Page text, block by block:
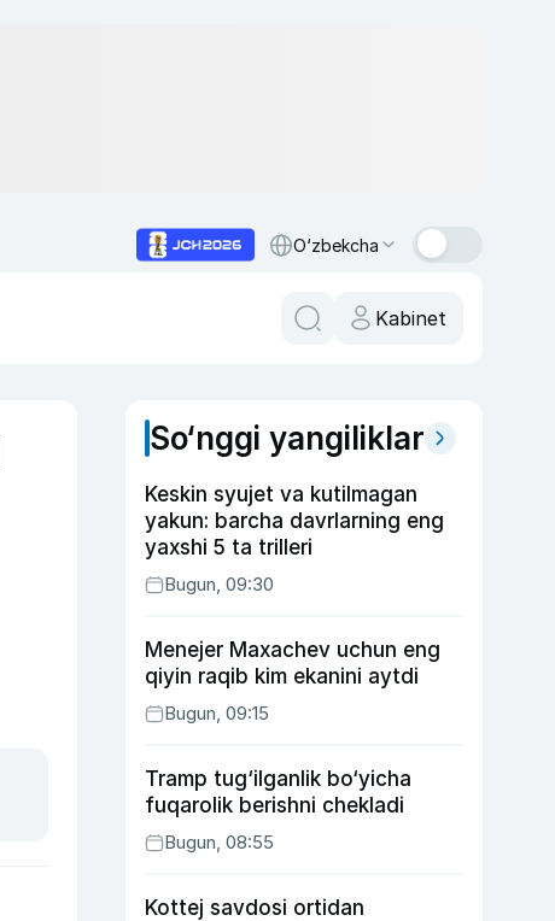
O‘zbekcha
Kabinet
So‘nggi yangiliklar
Keskin syujet va kutilmagan
yakun: barcha davrlarning eng
yaxshi 5 ta trilleri
Bugun, 09:30
Menejer Maxachev uchun eng
qiyin raqib kim ekanini aytdi
Bugun, 09:15
Tramp tug‘ilganlik bo‘yicha
fuqarolik berishni chekladi
Bugun, 08:55
Kottej savdosi ortidan